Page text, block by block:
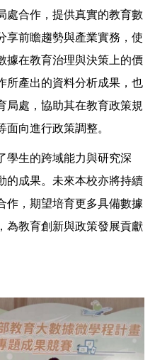
處合作，提供真實的教育數
享前瞻趨勢與產業實務，使
據在教育治理與決策上的價
所產出的資料分析成果，也
局處，協助其在教育政策規
等面向進行政策調整。
學生的跨域能力與研究深
的成果。未來本校亦將持續
作，期望培育更多具備數據
為教育創新與政策發展貢獻